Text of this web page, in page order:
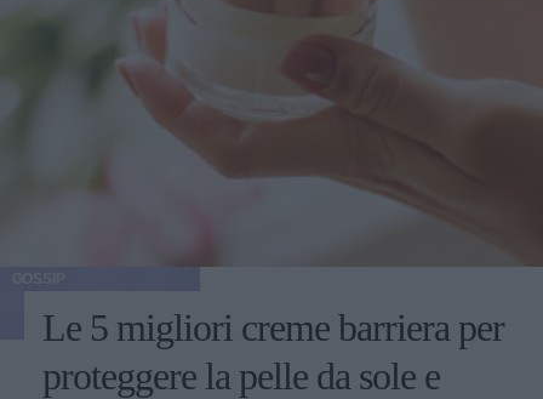
Le 5 migliori creme barriera per
proteggere la pelle da sole e